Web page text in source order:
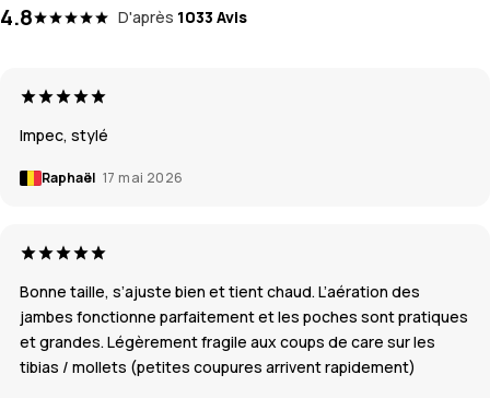
4.8 D'après 1033 Avis
Impec, stylé
Raphaël 17 mai 2026
Bonne taille, s’ajuste bien et tient chaud. L’aération des
jambes fonctionne parfaitement et les poches sont pratiques
et grandes. Légèrement fragile aux coups de care sur les
tibias / mollets (petites coupures arrivent rapidement)